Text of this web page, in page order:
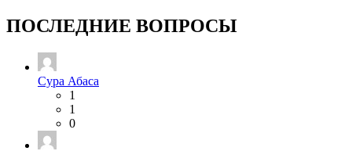
ПОСЛЕДНИЕ ВОПРОСЫ
Сура Абаса
1
1
0